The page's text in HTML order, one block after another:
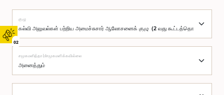
02
குழு
சமூகமளித்தார்/சமூகமளிக்கவில்லை